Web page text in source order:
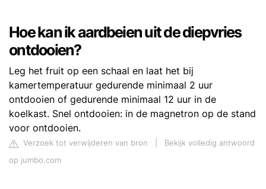
Hoe kan ik aardbeien uit de diepvries
ontdooien?
Leg het fruit op een schaal en laat het bij
kamertemperatuur gedurende minimaal 2 uur
ontdooien of gedurende minimaal 12 uur in de
koelkast. Snel ontdooien: in de magnetron op de stand
voor ontdooien.
Verzoek tot verwijderen van bron
Bekijk volledig antwoord
op jumbo.com